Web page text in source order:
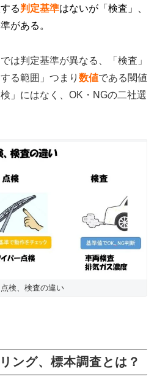
る判定基準はないが「検査」、
がある。
は判定基準が異なる、「検査」
る範囲」つまり 数値である閾値
」にはなく、OK・NGの二社選
検、検査の違い
ング、標本調査とは？